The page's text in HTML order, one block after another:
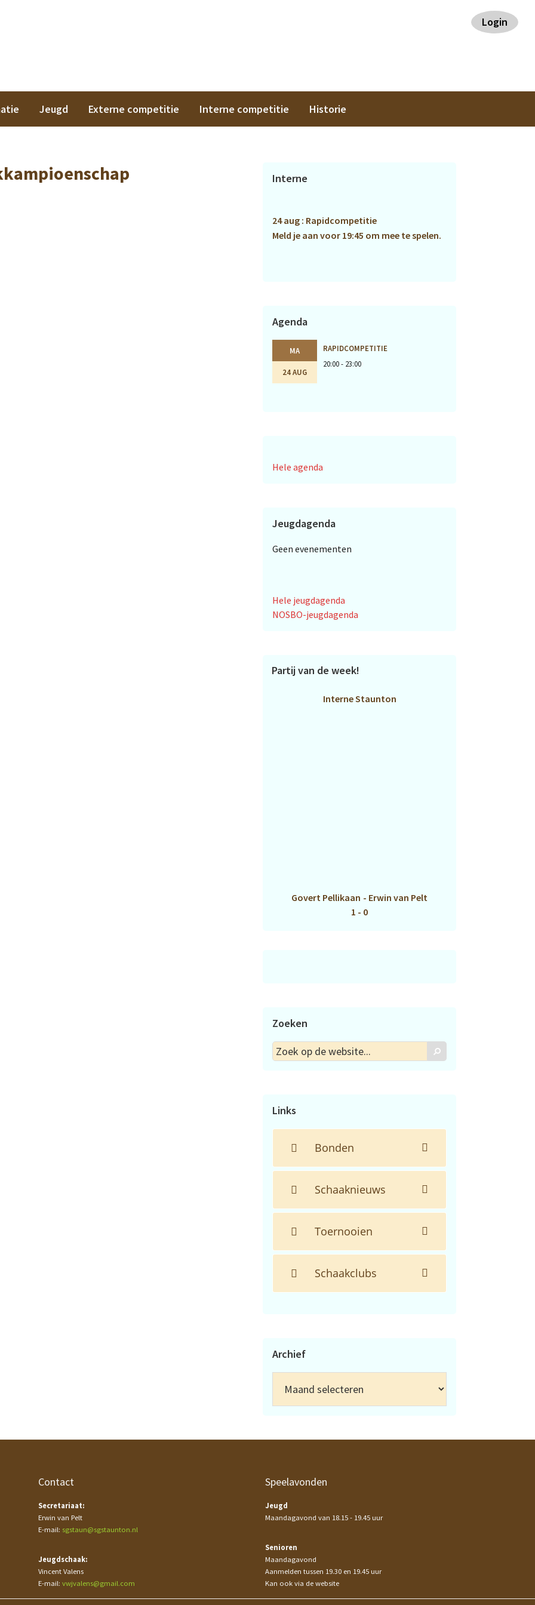
Login
Jeugd Externe competitie Interne competitie Historie
Primaire
Interne
24 aug : Rapidcompetitie
Meld je aan voor 19:45 om mee te spelen.
Agenda
MA
24 AUG
RAPIDCOMPETITIE
20:00 - 23:00
Hele agenda
Jeugdagenda
Geen evenementen
Hele jeugdagenda
NOSBO-jeugdagenda
Partij van de week!
Interne Staunton
Govert Pellikaan - Erwin van Pelt
1 - 0
Zoeken
Zoek
op
Zoek
Links
Bonden
Schaaknieuws
Toernooien
Schaakclubs
Archief
Contact
Secretariaat:
Erwin van Pelt
E-mail: sgstaun@sgstaunton.nl
Jeugdschaak:
Vincent Valens
E-mail: vwjvalens@gmail.com
Speelavonden
Jeugd
Maandagavond van 18.15 - 19.45 uur
Senioren
Maandagavond
Aanmelden tussen 19.30 en 19.45 uur
Kan ook via de website